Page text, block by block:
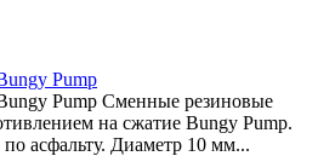
Pump
Pump Сменные резиновые
на сжатие Bungy Pump.
асфальту. Диаметр 10 мм...